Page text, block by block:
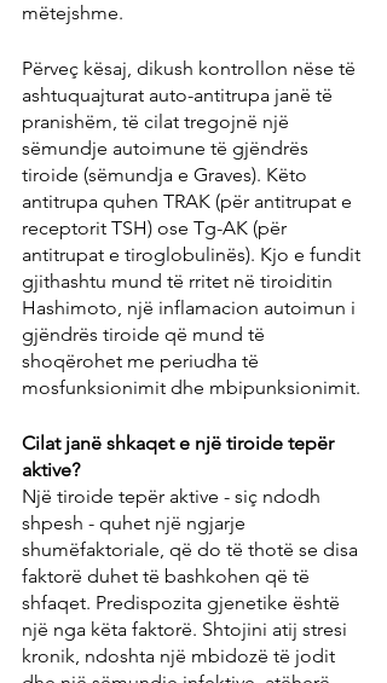
mëtejshme.
Përveç kësaj, dikush kontrollon nëse të
ashtuquajturat auto-antitrupa janë të
pranishëm, të cilat tregojnë një
sëmundje autoimune të gjëndrës
tiroide (sëmundja e Graves). Këto
antitrupa quhen TRAK (për antitrupat e
receptorit TSH) ose Tg-AK (për
antitrupat e tiroglobulinës). Kjo e fundit
gjithashtu mund të rritet në tiroiditin
Hashimoto, një inflamacion autoimun i
gjëndrës tiroide që mund të
shoqërohet me periudha të
mosfunksionimit dhe mbipunksionimit.
Cilat janë shkaqet e një tiroide tepër
aktive?
Një tiroide tepër aktive - siç ndodh
shpesh - quhet një ngjarje
shumëfaktoriale, që do të thotë se disa
faktorë duhet të bashkohen që të
shfaqet. Predispozita gjenetike është
një nga këta faktorë. Shtojini atij stresi
kronik, ndoshta një mbidozë të jodit